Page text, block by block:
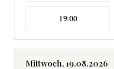
19:00
Mittwoch, 19.08.2026